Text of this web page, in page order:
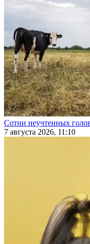
Сотни неучтенных
7 августа 2026, 11:10